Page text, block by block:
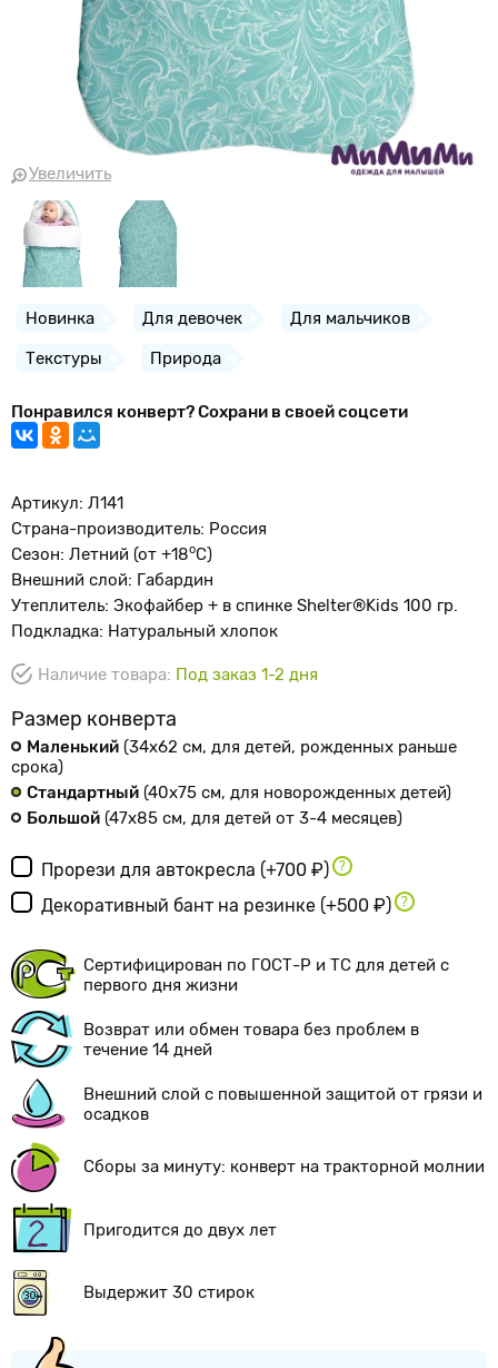
Увеличить
Новинка Для девочек
Для мальчиков
Текстуры
Природа
Понравился конверт? Сохрани в своей соцсети
Артикул: Л141
Страна-производитель: Россия
Сезон: Летний (от +18оС)
Внешний слой: Габардин
Утеплитель: Экофайбер + в спинке Shelter®Kids 100 гр.
Подкладка: Натуральный хлопок
Наличие товара: Под заказ 1-2 дня
Размер конверта
Маленький (34х62 см, для детей, рожденных раньше
срока)
Стандартный (40х75 см, для новорожденных детей)
Большой (47х85 см, для детей от 3-4 месяцев)
Прорези для автокресла (+700 ₽)
Декоративный бант на резинке (+500 ₽)
Сертифицирован по ГОСТ-Р и ТС для детей с
первого дня жизни
Возврат или обмен товара без проблем в
течение 14 дней
Внешний слой с повышенной защитой от грязи и
осадков
Сборы за минуту: конверт на тракторной молнии
Пригодится до двух лет
Выдержит 30 стирок